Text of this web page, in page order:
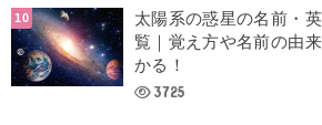
太陽系の惑星の名前・
覧｜覚え方や名前の由
かる！
3725